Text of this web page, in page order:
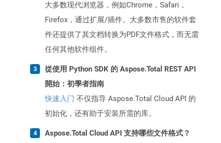
大多数现代浏览器，例如Chrome，Safari，
Firefox，通过扩展/插件。大多数市售的软件套
件还提供了其文档转换为PDF文件格式，而无需
任何其他软件组件。
從使用 Python SDK 的 Aspose.Total REST API
開始：初學者指南
快速入门 不仅指导 Aspose.Total Cloud API 的
初始化，还有助于安装所需的库。
Aspose.Total Cloud API 支持哪些文件格式？